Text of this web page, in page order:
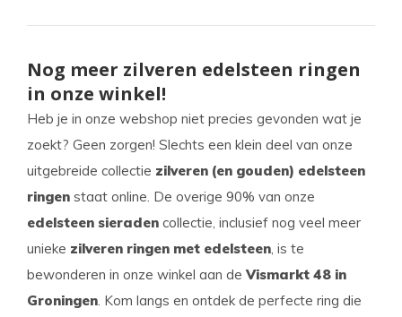
Nog meer zilveren edelsteen ringen
in onze winkel!
Heb je in onze webshop niet precies gevonden wat je
zoekt? Geen zorgen! Slechts een klein deel van onze
uitgebreide collectie zilveren (en gouden) edelsteen
ringen staat online. De overige 90% van onze
edelsteen sieraden collectie, inclusief nog veel meer
unieke zilveren ringen met edelsteen, is te
bewonderen in onze winkel aan deVismarkt 48 in
Groningen. Kom langs en ontdek de perfecte ring die